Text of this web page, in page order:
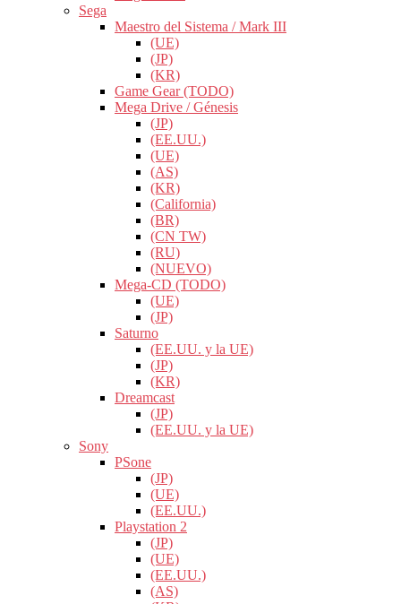
Sega
Maestro del Sistema / Mark III
(UE)
(JP)
(KR)
Game Gear (TODO)
Mega Drive / Génesis
(JP)
(EE.UU.)
(UE)
(AS)
(KR)
(California)
(BR)
(CN TW)
(RU)
(NUEVO)
Mega-CD (TODO)
(UE)
(JP)
Saturno
(EE.UU. y la UE)
(JP)
(KR)
Dreamcast
(JP)
(EE.UU. y la UE)
Sony
PSone
(JP)
(UE)
(EE.UU.)
Playstation 2
(JP)
(UE)
(EE.UU.)
(AS)